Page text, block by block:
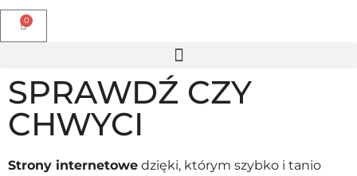
0
SPRAWDŹ CZY
CHWYCI
Strony internetowe dzięki, którym szybko i tanio